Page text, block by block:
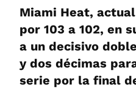
Miami Heat,
por 103 a 102, en
a un decisivo
y dos décimas
serie por la final